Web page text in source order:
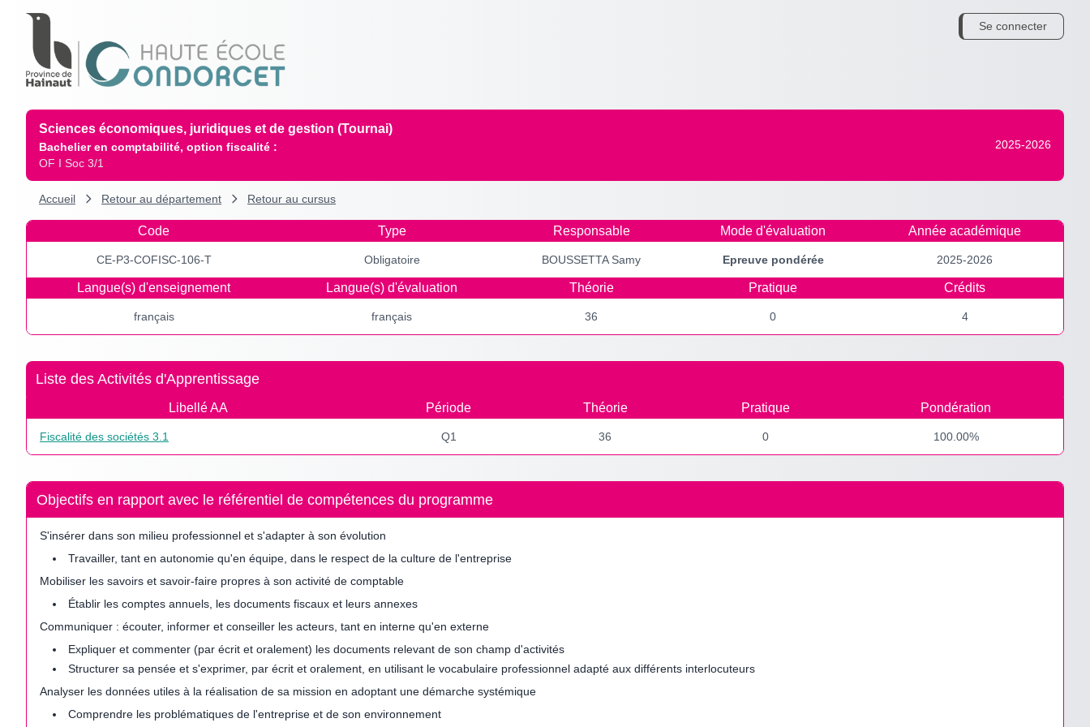
Se connecter
Sciences économiques, juridiques et de gestion (Tournai)
Bachelier en comptabilité, option fiscalité :
OF I Soc 3/1
2025-2026
Accueil Retour au département Retour au cursus
Code Type Responsable Mode d'évaluation Année académique
CE-P3-COFISC-106-T Obligatoire BOUSSETTA Samy Epreuve pondérée 2025-2026
Langue(s) d'enseignement Langue(s) d'évaluation Théorie Pratique Crédits
français français 36 0 4
Liste des Activités d'Apprentissage
Libellé AA Période Théorie Pratique Pondération
Fiscalité des sociétés 3.1 Q1 36 0 100.00%
Objectifs en rapport avec le référentiel de compétences du programme
S'insérer dans son milieu professionnel et s'adapter à son évolution
Travailler, tant en autonomie qu'en équipe, dans le respect de la culture de l'entreprise
Mobiliser les savoirs et savoir-faire propres à son activité de comptable
Établir les comptes annuels, les documents fiscaux et leurs annexes
Communiquer : écouter, informer et conseiller les acteurs, tant en interne qu'en externe
Expliquer et commenter (par écrit et oralement) les documents relevant de son champ d'activités
Structurer sa pensée et s'exprimer, par écrit et oralement, en utilisant le vocabulaire professionnel adapté aux différents interlocuteurs
Analyser les données utiles à la réalisation de sa mission en adoptant une démarche systémique
Comprendre les problématiques de l'entreprise et de son environnement